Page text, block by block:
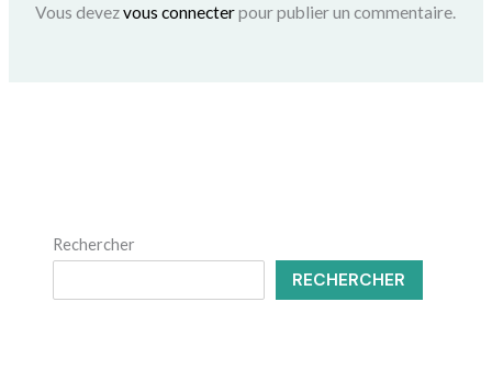
Vous devezvous connecterpour publier un commentaire.
Rechercher
RECHERCHER